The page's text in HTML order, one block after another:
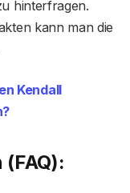
hinterfragen.
kann man die
Kendall